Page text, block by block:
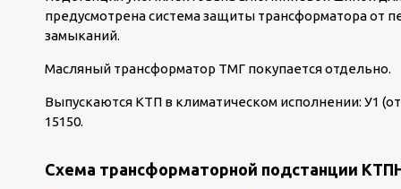
предусмотрена система защиты трансформатора от
замыканий.
Масляный трансформатор ТМГ покупается отдельно.
Выпускаются КТП в климатическом исполнении: У1 (от
15150.
Схема трансформаторной подстанции